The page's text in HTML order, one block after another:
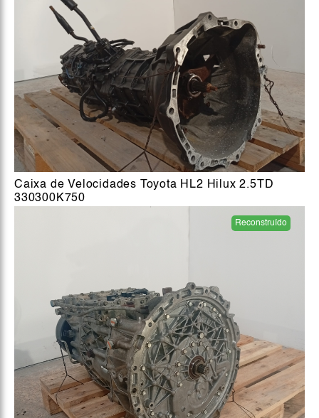
Caixa de Velocidades Toyota HL2 Hilux 2.5TD
330300K750
Reconstruído